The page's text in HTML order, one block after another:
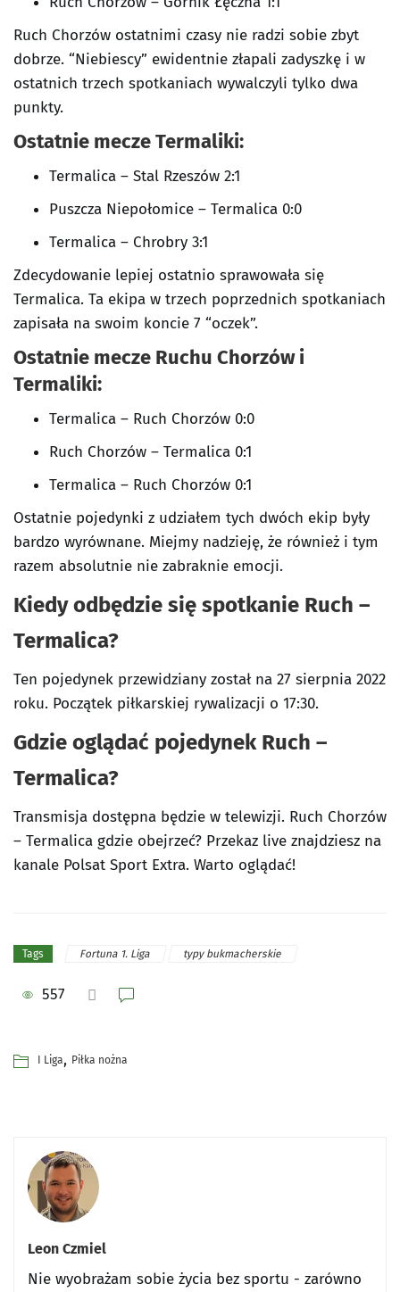
Ruch Chorzów ostatnimi czasy nie radzi sobie zbyt
dobrze. “Niebiescy” ewidentnie złapali zadyszkę i w
ostatnich trzech spotkaniach wywalczyli tylko dwa
punkty.
Ostatnie mecze Termaliki:
Termalica – Stal Rzeszów 2:1
Puszcza Niepołomice – Termalica 0:0
Termalica – Chrobry 3:1
Zdecydowanie lepiej ostatnio sprawowała się
Termalica. Ta ekipa w trzech poprzednich spotkaniach
zapisała na swoim koncie 7 “oczek”.
Ostatnie mecze Ruchu Chorzów i
Termaliki:
Termalica – Ruch Chorzów 0:0
Ruch Chorzów – Termalica 0:1
Termalica – Ruch Chorzów 0:1
Ostatnie pojedynki z udziałem tych dwóch ekip były
bardzo wyrównane. Miejmy nadzieję, że również i tym
razem absolutnie nie zabraknie emocji.
Kiedy odbędzie się spotkanie Ruch –
Termalica?
Ten pojedynek przewidziany został na 27 sierpnia 2022
roku. Początek piłkarskiej rywalizacji o 17:30.
Gdzie oglądać pojedynek Ruch –
Termalica?
Transmisja dostępna będzie w telewizji. Ruch Chorzów
– Termalica gdzie obejrzeć? Przekaz live znajdziesz na
kanale Polsat Sport Extra. Warto oglądać!
Tags Fortuna 1. Liga typy bukmacherskie
557
I Liga, Piłka nożna
Leon Czmiel
Nie wyobrażam sobie życia bez sportu - zarówno